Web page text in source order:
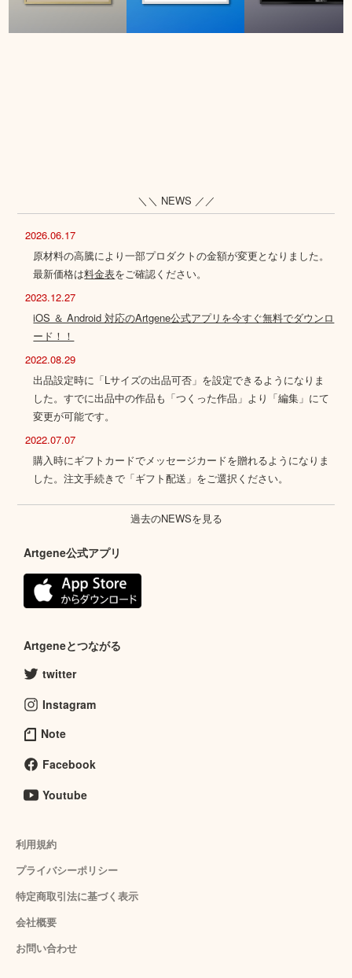
＼＼ NEWS ／／
2026.06.17
原材料の高騰により一部プロダクトの金額が変更となりました。
最新価格は料金表をご確認ください。
2023.12.27
iOS ＆ Android 対応のArtgene公式アプリを今すぐ無料でダウンロ
ード！！
2022.08.29
出品設定時に「Lサイズの出品可否」を設定できるようになりま
した。すでに出品中の作品も「つくった作品」より「編集」にて
変更が可能です。
2022.07.07
購入時にギフトカードでメッセージカードを贈れるようになりま
した。注文手続きで「ギフト配送」をご選択ください。
過去のNEWSを見る
Artgene公式アプリ
Artgeneとつながる
twitter
Instagram
Note
Facebook
Youtube
利用規約
プライバシーポリシー
特定商取引法に基づく表示
会社概要
お問い合わせ